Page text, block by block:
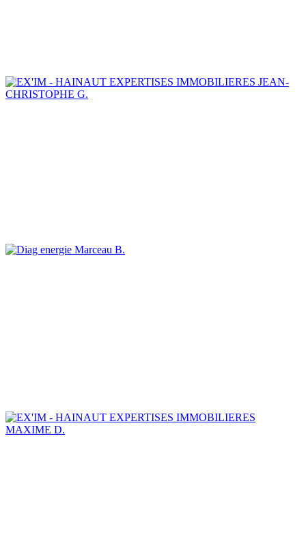
JEAN-
CHRISTOPHE G.
Marceau B.
MAXIME D.